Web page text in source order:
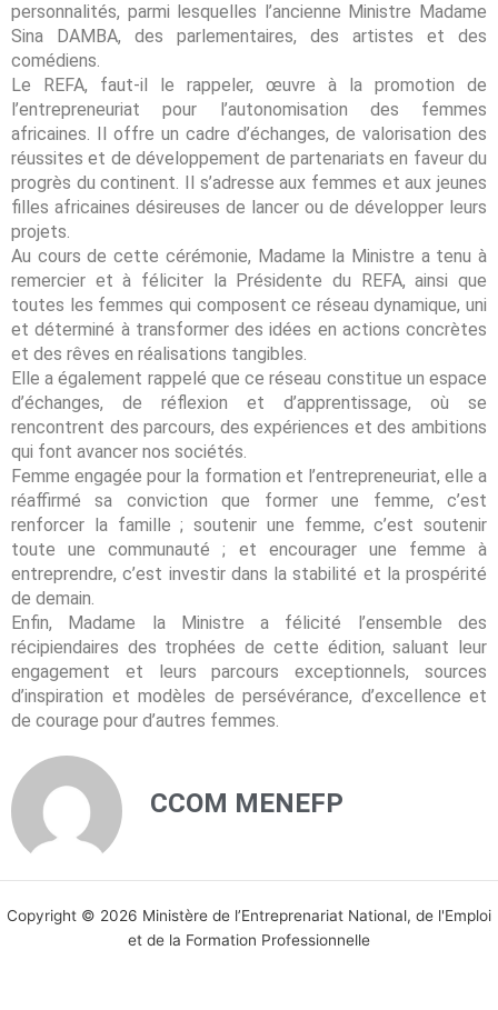
personnalités, parmi lesquelles l’ancienne Ministre Madame
Sina DAMBA, des parlementaires, des artistes et des
comédiens.
Le REFA, faut-il le rappeler, œuvre à la promotion de
l’entrepreneuriat pour l’autonomisation des femmes
africaines. Il offre un cadre d’échanges, de valorisation des
réussites et de développement de partenariats en faveur du
progrès du continent. Il s’adresse aux femmes et aux jeunes
filles africaines désireuses de lancer ou de développer leurs
projets.
Au cours de cette cérémonie, Madame la Ministre a tenu à
remercier et à féliciter la Présidente du REFA, ainsi que
toutes les femmes qui composent ce réseau dynamique, uni
et déterminé à transformer des idées en actions concrètes
et des rêves en réalisations tangibles.
Elle a également rappelé que ce réseau constitue un espace
d’échanges, de réflexion et d’apprentissage, où se
rencontrent des parcours, des expériences et des ambitions
qui font avancer nos sociétés.
Femme engagée pour la formation et l’entrepreneuriat, elle a
réaffirmé sa conviction que former une femme, c’est
renforcer la famille ; soutenir une femme, c’est soutenir
toute une communauté ; et encourager une femme à
entreprendre, c’est investir dans la stabilité et la prospérité
de demain.
Enfin, Madame la Ministre a félicité l’ensemble des
récipiendaires des trophées de cette édition, saluant leur
engagement et leurs parcours exceptionnels, sources
d’inspiration et modèles de persévérance, d’excellence et
de courage pour d’autres femmes.
CCOM MENEFP
Copyright © 2026 Ministère de l’Entreprenariat National, de l'Emploi
et de la Formation Professionnelle